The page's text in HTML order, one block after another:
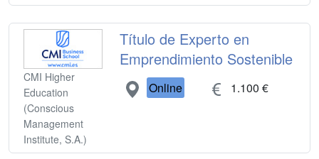
CMI Higher
Education
(Conscious
Management
Institute, S.A.)
Título de Experto en
Emprendimiento Sostenible
Online 1.100 €